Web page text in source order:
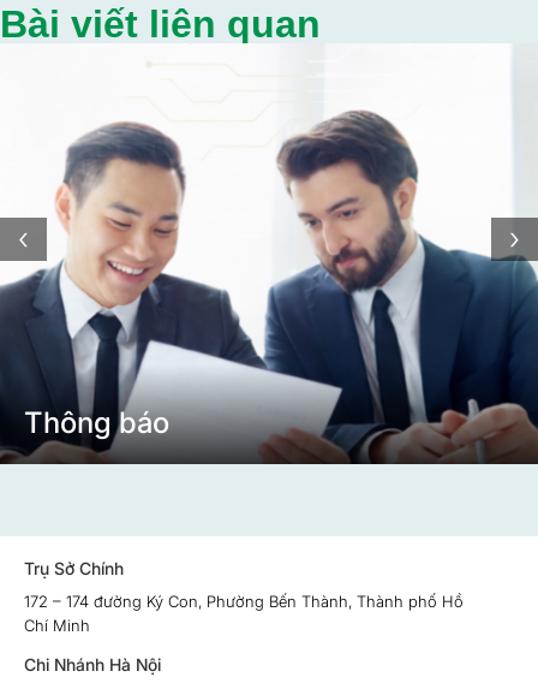
Bài viết liên quan
Thông báo
‹ ›
Trụ Sở Chính
172 – 174 đường Ký Con, Phường Bến Thành, Thành phố Hồ
Chí Minh
Chi Nhánh Hà Nội